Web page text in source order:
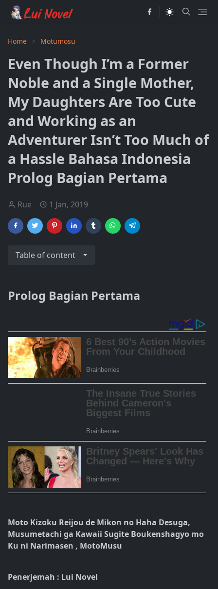
Home Motumosu
Even Though I’m a Former
Noble and a Single Mother,
My Daughters Are Too Cute
and Working as an
Adventurer Isn’t Too Much of
a Hassle Bahasa Indonesia
Prolog Bagian Pertama
Rue 1 Jan, 2019
Table of content
Prolog Bagian Pertama
Moto Kizoku Reijou de Mikon no Haha Desuga,
Musumetachi ga Kawaii Sugite Boukenshagyo mo
Ku ni Narimasen , MotoMusu
Penerjemah : Lui Novel